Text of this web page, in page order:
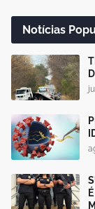
Notícias